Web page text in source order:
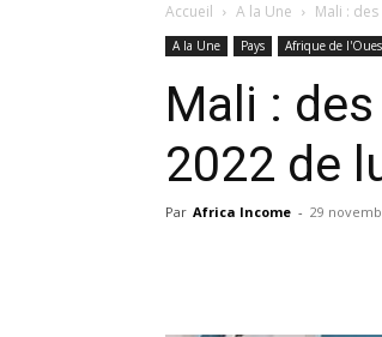
Accueil A la Une Mali :
A la Une Pays Afrique de
Mali :
2022 de
Par Africa Income - 29